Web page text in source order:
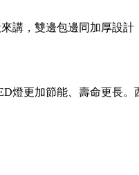
講，雙邊包邊同加厚設計
燈更加節能、壽命更長。